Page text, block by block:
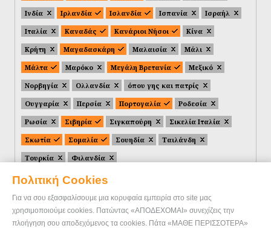
Πολιτική Cookies
Για να σου εξασφαλίσουμε μια κορυφαία εμπειρία στο site μας
χρησιμοποιούμε cookies. Πατώντας «ΑΠΟΔΕΧΟΜΑΙ» συνεχίζεις την
πλοήγηση σου αποδεχόμενος τα cookies. Πάτα «ΜΑΘΕ ΠΕΡΙΣΣΟΤΕΡΑ»
Ινδία
Ιρλανδία Ισλανδία Ισπανία
Ισραήλ
Ιταλία
Καναδάς Κανάριοι Νήσοι
Κίνα
Κρήτη
Μαγαδασκάρη Μαλαισία
Μάλι
Μάλτα
Μαρόκο Μεγάλη Βρετανία
Μεξικό
Νορβηγία
Ολλανδία
όπου γης και πατρίς
Ουγγαρία
Περσία Πορτογαλία
Ροδεσία
Ρωσία
Σιβηρία Σιγκαπούρη
Σικελία Ιταλία
Σκωτία
Σομαλία Σουηδία
Ταιλάνδη
Τουρκία
Φιλανδία